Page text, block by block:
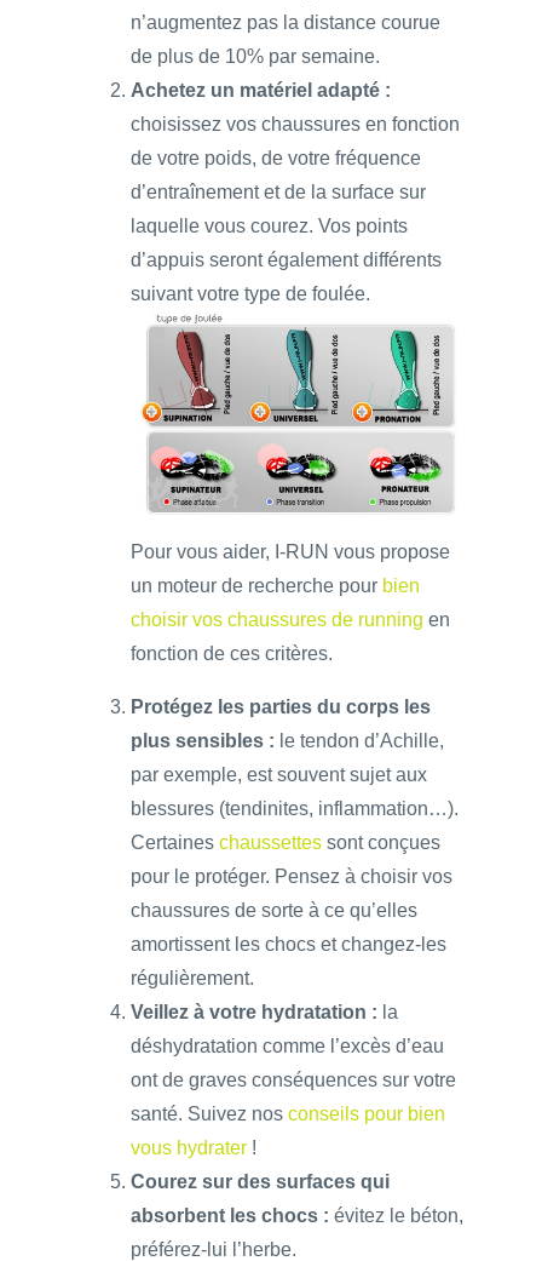
n’augmentez pas la distance courue
de plus de 10% par semaine.
Achetez un matériel adapté :
choisissez vos chaussures en fonction
de votre poids, de votre fréquence
d’entraînement et de la surface sur
laquelle vous courez. Vos points
d’appuis seront également différents
suivant votre type de foulée.
Pour vous aider, I-RUN vous propose
un moteur de recherche pour bien
choisir vos chaussures de running en
fonction de ces critères.
Protégez les parties du corps les
plus sensibles : le tendon d’Achille,
par exemple, est souvent sujet aux
blessures (tendinites, inflammation…).
Certaines chaussettes sont conçues
pour le protéger. Pensez à choisir vos
chaussures de sorte à ce qu’elles
amortissent les chocs et changez-les
régulièrement.
Veillez à votre hydratation : la
déshydratation comme l’excès d’eau
ont de graves conséquences sur votre
santé. Suivez nos conseils pour bien
vous hydrater !
Courez sur des surfaces qui
absorbent les chocs : évitez le béton,
préférez-lui l’herbe.